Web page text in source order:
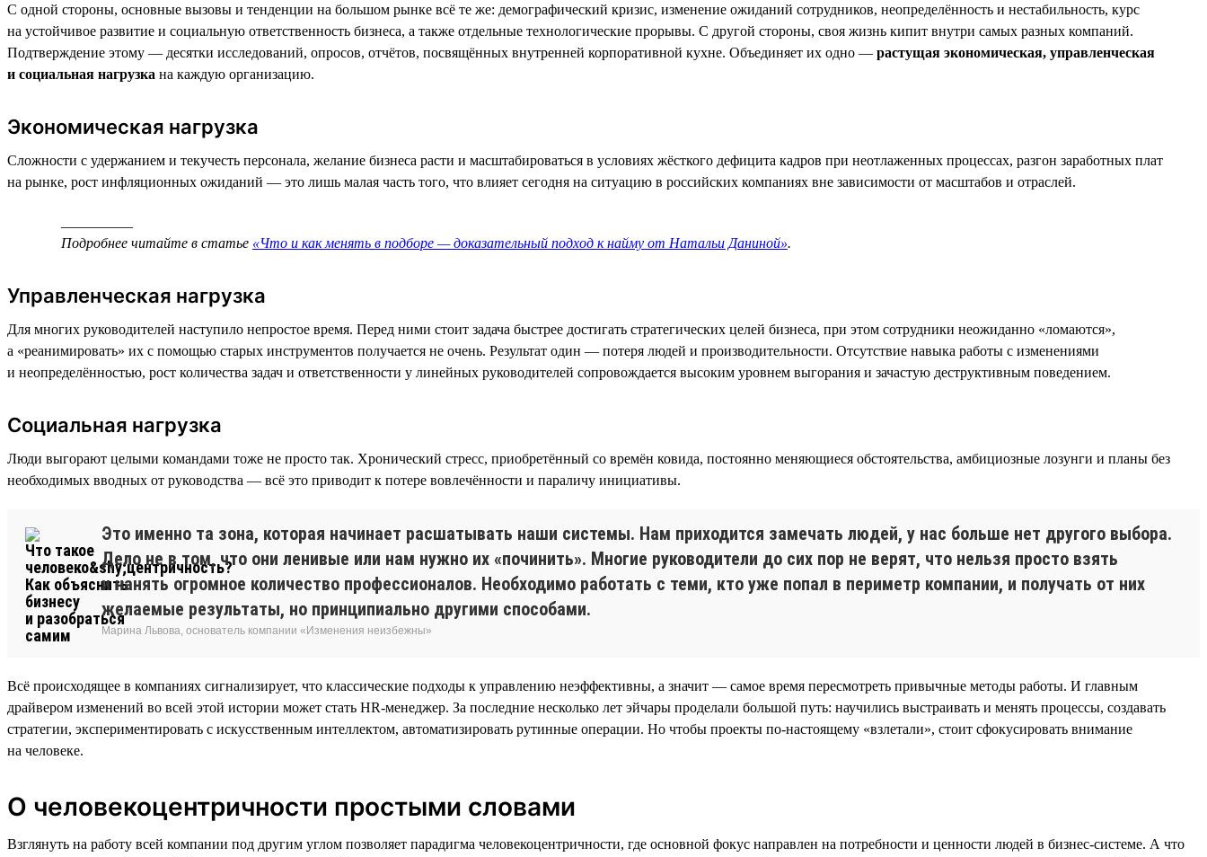
С одной стороны, основные вызовы и тенденции на большом рынке всё те же: демографический кризис, изменение ожиданий сотрудников, неопределённость и нестабильность, курс
на устойчивое развитие и социальную ответственность бизнеса, а также отдельные технологические прорывы. С другой стороны, своя жизнь кипит внутри самых разных компаний.
Подтверждение этому — десятки исследований, опросов, отчётов, посвящённых внутренней корпоративной кухне. Объединяет их одно — растущая экономическая, управленческая
и социальная нагрузка на каждую организацию.
Экономическая нагрузка
Сложности с удержанием и текучесть персонала, желание бизнеса расти и масштабироваться в условиях жёсткого дефицита кадров при неотлаженных процессах, разгон заработных плат
на рынке, рост инфляционных ожиданий — это лишь малая часть того, что влияет сегодня на ситуацию в российских компаниях вне зависимости от масштабов и отраслей.
Подробнее читайте в статье «Что и как менять в подборе — доказательный подход к найму от Натальи Даниной».
Управленческая нагрузка
Для многих руководителей наступило непростое время. Перед ними стоит задача быстрее достигать стратегических целей бизнеса, при этом сотрудники неожиданно «ломаются»,
а «реанимировать» их с помощью старых инструментов получается не очень. Результат один — потеря людей и производительности. Отсутствие навыка работы с изменениями
и неопределённостью, рост количества задач и ответственности у линейных руководителей сопровождается высоким уровнем выгорания и зачастую деструктивным поведением.
Социальная нагрузка
Люди выгорают целыми командами тоже не просто так. Хронический стресс, приобретённый со времён ковида, постоянно меняющиеся обстоятельства, амбициозные лозунги и планы без
необходимых вводных от руководства — всё это приводит к потере вовлечённости и параличу инициативы.
Это именно та зона, которая начинает расшатывать наши системы. Нам приходится замечать людей, у нас больше нет другого выбора.
Дело не в том, что они ленивые или нам нужно их «починить». Многие руководители до сих пор не верят, что нельзя просто взять
и нанять огромное количество профессионалов. Необходимо работать с теми, кто уже попал в периметр компании, и получать от них
желаемые результаты, но принципиально другими способами.
Марина Львова, основатель компании «Изменения неизбежны»
Всё происходящее в компаниях сигнализирует, что классические подходы к управлению неэффективны, а значит — самое время пересмотреть привычные методы работы. И главным
драйвером изменений во всей этой истории может стать HR-менеджер. За последние несколько лет эйчары проделали большой путь: научились выстраивать и менять процессы, создавать
стратегии, экспериментировать с искусственным интеллектом, автоматизировать рутинные операции. Но чтобы проекты по-настоящему «взлетали», стоит сфокусировать внимание
на человеке.
О человекоцентричности простыми словами
Взглянуть на работу всей компании под другим углом позволяет парадигма человекоцентричности, где основной фокус направлен на потребности и ценности людей в бизнес-системе. А что